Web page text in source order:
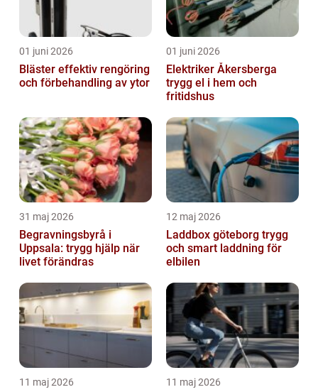
01 juni 2026
Bläster effektiv rengöring
och förbehandling av ytor
01 juni 2026
Elektriker Åkersberga
trygg el i hem och
fritidshus
31 maj 2026
Begravningsbyrå i
Uppsala: trygg hjälp när
livet förändras
12 maj 2026
Laddbox göteborg trygg
och smart laddning för
elbilen
11 maj 2026 11 maj 2026